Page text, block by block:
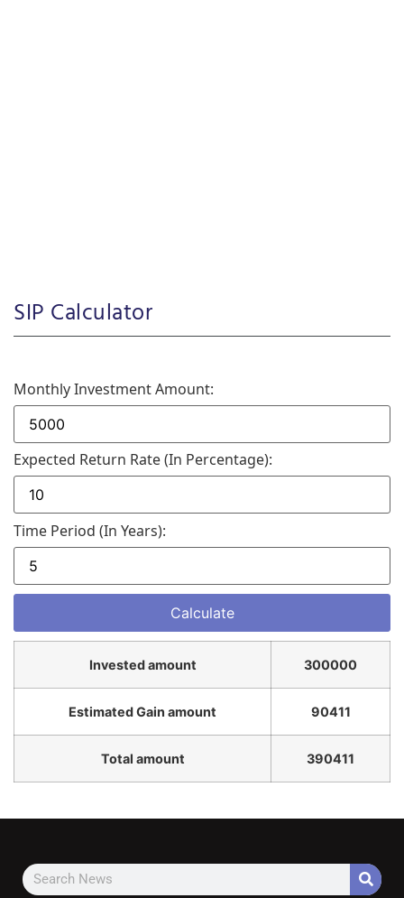
SIP Calculator
Monthly Investment Amount:
Expected Return Rate (in Percentage):
Time Period (in Years):
Invested amount 300000
Estimated Gain amount 90411
Total amount 390411